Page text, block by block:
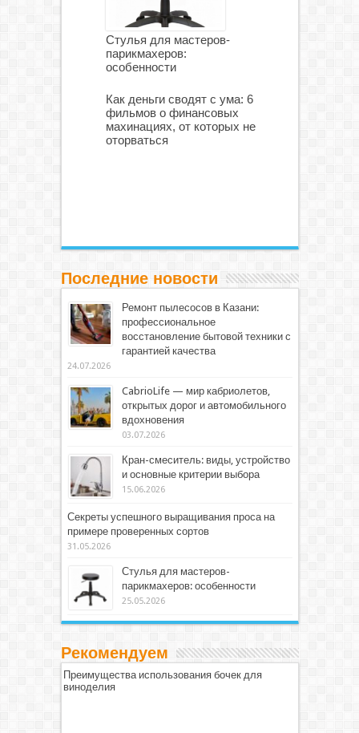
Стулья для мастеров-
парикмахеров:
особенности
Как деньги сводят с ума: 6
фильмов о финансовых
махинациях, от которых не
оторваться
Последние новости
Ремонт пылесосов в Казани:
профессиональное
восстановление бытовой техники с
гарантией качества
24.07.2026
CabrioLife — мир кабриолетов,
открытых дорог и автомобильного
вдохновения
03.07.2026
Кран-смеситель: виды, устройство
и основные критерии выбора
15.06.2026
Секреты успешного выращивания проса на
примере проверенных сортов
31.05.2026
Стулья для мастеров-
парикмахеров: особенности
25.05.2026
Рекомендуем
Преимущества использования бочек для
виноделия